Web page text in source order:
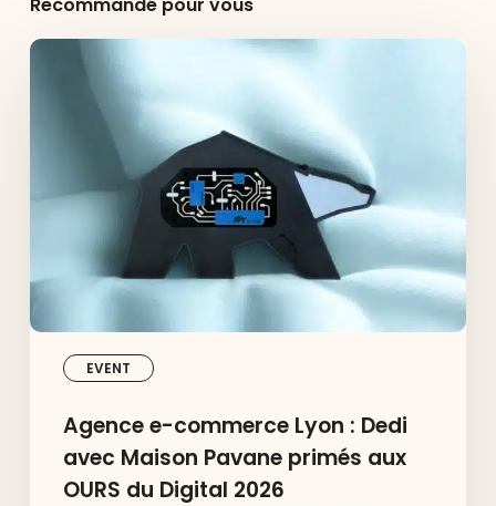
EVENT
Agence
Maison
OURS
Digital
Agence e-commerce Lyon : Dedi
avec Maison Pavane primés aux
OURS du Digital 2026